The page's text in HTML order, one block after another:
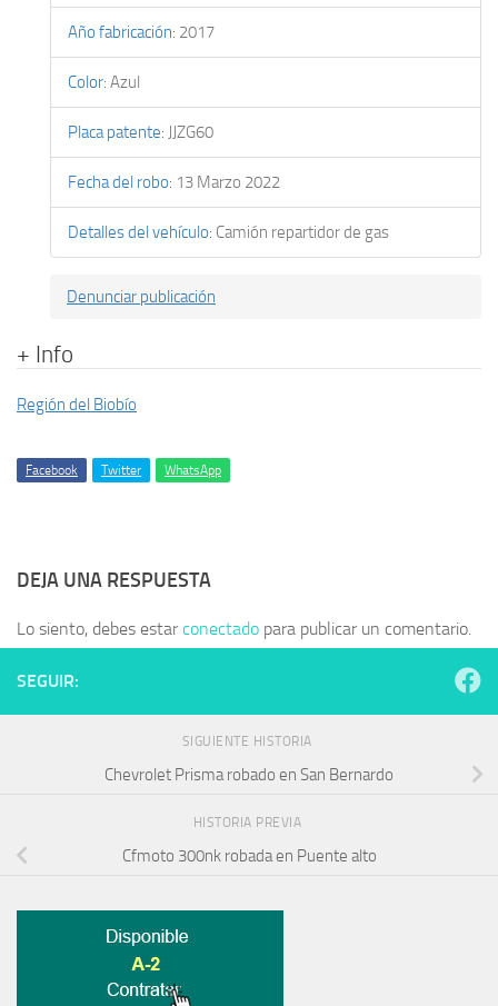
Año fabricación: 2017
Color: Azul
Placa patente: JJZG60
Fecha del robo: 13 Marzo 2022
Detalles del vehículo: Camión repartidor de gas
Denunciar publicación
+ Info
Región del Biobío
Facebook Twitter WhatsApp
DEJA UNA RESPUESTA
Lo siento, debes estarconectado para publicar un comentario.
SEGUIR:
SIGUIENTE HISTORIA
Chevrolet Prisma robado en San Bernardo
HISTORIA PREVIA
Cfmoto 300nk robada en Puente alto